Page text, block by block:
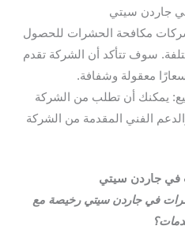
جاردن سيتي
شركات مكافحة الحشرات للحصول
سوف تتأكد أن الشركة تقدم
معقولة وشفافة.
يمكنك أن تطلب من الشركة
الفني المقدمة من الشركة
في جاردن سيتي
في جاردن سيتي رخيصة مع